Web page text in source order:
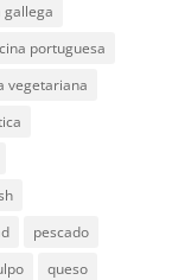
gallega
portuguesa
vegetariana
pescado
queso